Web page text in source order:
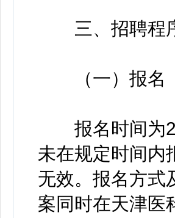
三、招聘程
（一）报名
报名时间为
未在规定时间内
无效。报名方式
案同时在天津医